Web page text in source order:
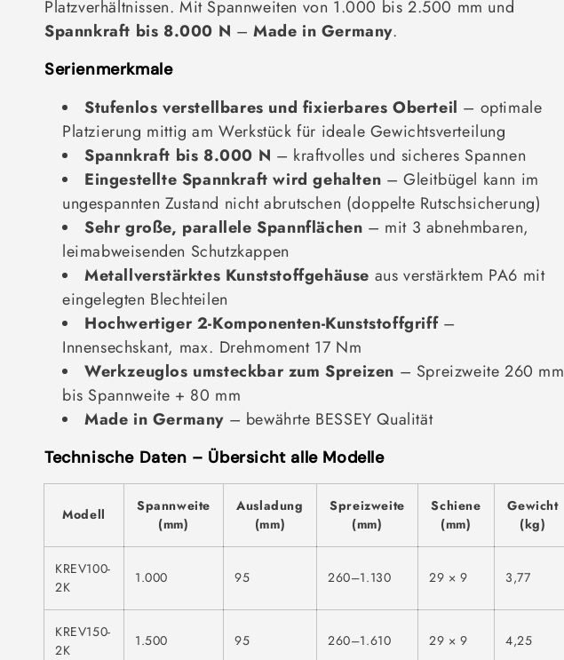
r
i
Platzverhältnissen. Mit Spannweiten von 1.000 bis 2.500 mm und
Spannkraft bis 8.000 N –Made in Germany.
Serienmerkmale
Stufenlos verstellbares und fixierbares Oberteil – optimale
Platzierung mittig am Werkstück für ideale Gewichtsverteilung
Spannkraft bis 8.000 N – kraftvolles und sicheres Spannen
Eingestellte Spannkraft wird gehalten – Gleitbügel kann im
ungespannten Zustand nicht abrutschen (doppelte Rutschsicherung)
Sehr große, parallele Spannflächen – mit 3 abnehmbaren,
leimabweisenden Schutzkappen
Metallverstärktes Kunststoffgehäuse aus verstärktem PA6 mit
eingelegten Blechteilen
Hochwertiger 2-Komponenten-Kunststoffgriff–
Innensechskant, max. Drehmoment 17 Nm
Werkzeuglos umsteckbar zum Spreizen – Spreizweite 260 mm
bis Spannweite + 80 mm
Made in Germany – bewährte BESSEY Qualität
Technische Daten – Übersicht alle Modelle
Modell
Spannweite
(mm)
Ausladung
(mm)
Spreizweite
(mm)
Schiene
(mm)
Gewicht
(kg)
KREV100-
2K
1.000 95 260–1.130 29 × 9 3,77
KREV150-
2K
1.500 95 260–1.610 29 × 9 4,25